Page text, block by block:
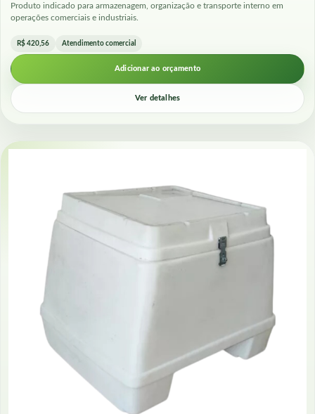
Produto indicado para armazenagem, organização e transporte interno em
operações comerciais e industriais.
R$ 420,56 Atendimento comercial
Adicionar ao orçamento
Ver detalhes